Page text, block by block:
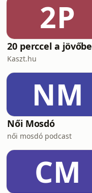
2P
20 perccel a jövőbe
Kaszt.hu
NM
Női Mosdó
női mosdó podcast
CM